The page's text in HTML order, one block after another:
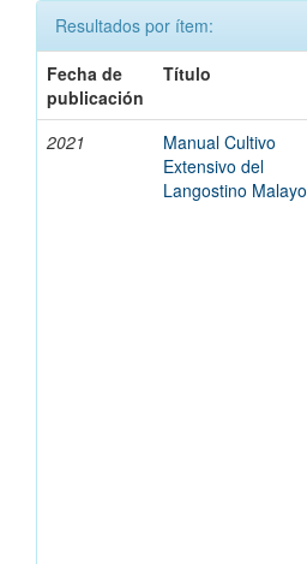
Resultados por ítem:
Fecha de
publicación
Título
2021
Manual Cultivo
Extensivo del
Langostino Malayo